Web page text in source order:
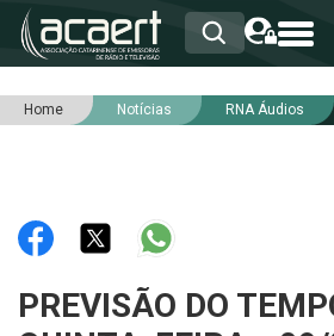
HOME
RNA
NOTÍCIAS
INTEGRIDADE
Home Notícias RNA Áudios
PREVISÃO DO